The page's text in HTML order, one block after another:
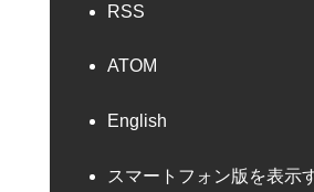
RSS
ATOM
English
スマートフォン版を表示